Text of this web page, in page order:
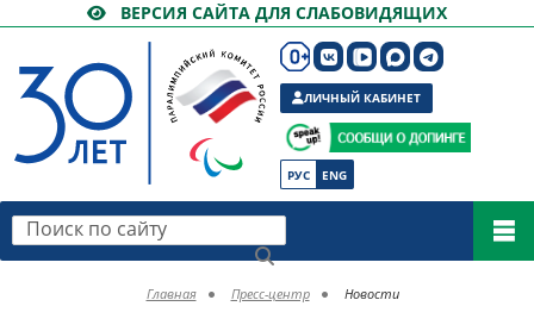
ВЕРСИЯ САЙТА ДЛЯ СЛАБОВИДЯЩИХ
РУС ENG
ЛИЧНЫЙ КАБИНЕТ
Поиск по сайту
Главная Пресс-центр Новости